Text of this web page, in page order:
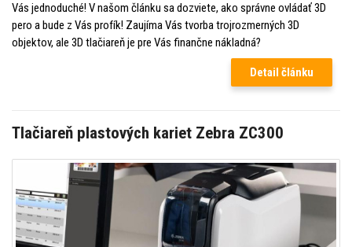
Vás jednoduché! V našom článku sa dozviete, ako správne ovládať 3D
pero a bude z Vás profík! Zaujíma Vás tvorba trojrozmerných 3D
objektov, ale 3D tlačiareň je pre Vás finančne nákladná?
Detail článku
Tlačiareň plastových kariet Zebra ZC300